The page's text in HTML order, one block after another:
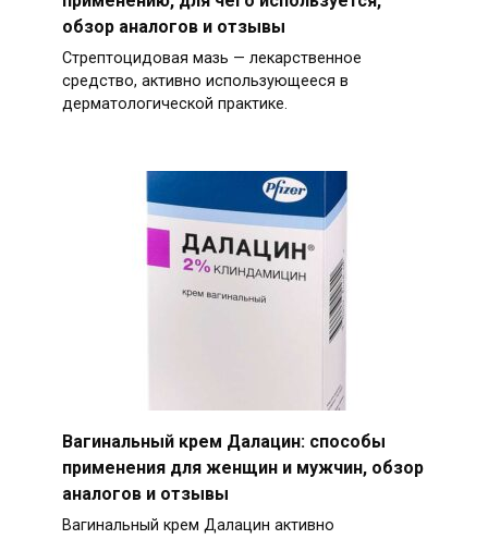
обзор аналогов и отзывы
Стрептоцидовая мазь — лекарственное
средство, активно использующееся в
дерматологической практике.
Вагинальный крем Далацин: способы
применения для женщин и мужчин, обзор
аналогов и отзывы
Вагинальный крем Далацин активно